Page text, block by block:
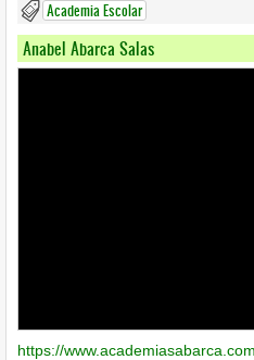
Academia Escolar
Anabel Abarca Salas
https://